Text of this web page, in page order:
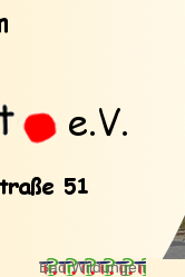
Bad Wildungen